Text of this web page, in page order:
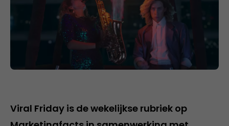
Viral Friday is de wekelijkse rubriek op